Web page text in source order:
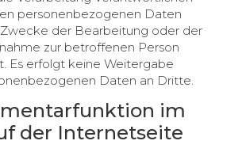
personenbezogenen Daten
der Bearbeitung oder der
zur betroffenen Person
Es erfolgt keine Weitergabe
Daten an Dritte.
im
der Internetseite